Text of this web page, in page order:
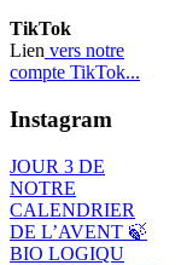
TikTok
Lien vers notre
compte TikTok...
Instagram
JOUR 3 DE
NOTRE
CALENDRIER
DE L’AVENT 🍃
BIO LOGIQU